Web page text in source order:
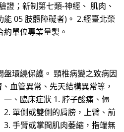
證；新制第七類-神經、 肌肉、
05 肢體障礙者)。 2.經臺北榮
單位專業量製。
環繞保護。 頸椎病變之致病因
血管異常、先天結構異常等，
、臨床症狀 1. 脖子酸痛、僵
單側或雙側的肩膀，上臂、前
手臂或掌間肌肉萎縮，指端無